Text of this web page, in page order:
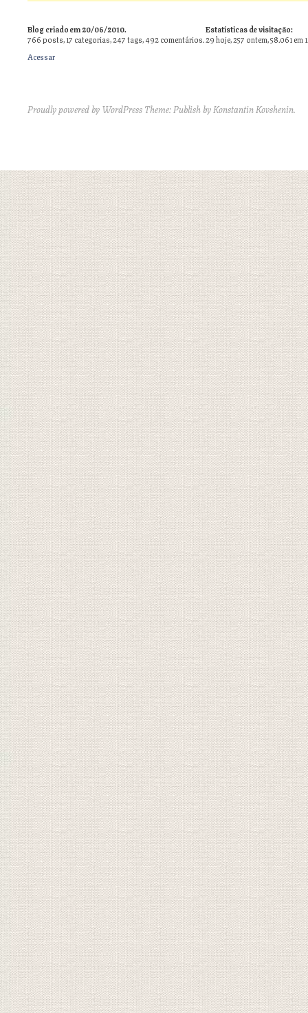
Blog criado em 20/06/2010.
766posts,17 categorias,247tags,492comentários.
Estatísticas de visitação:
29 hoje, 257 ontem, 58.061 em
Acessar
Proudly powered by WordPress Theme: Publish byKonstantin Kovshenin.